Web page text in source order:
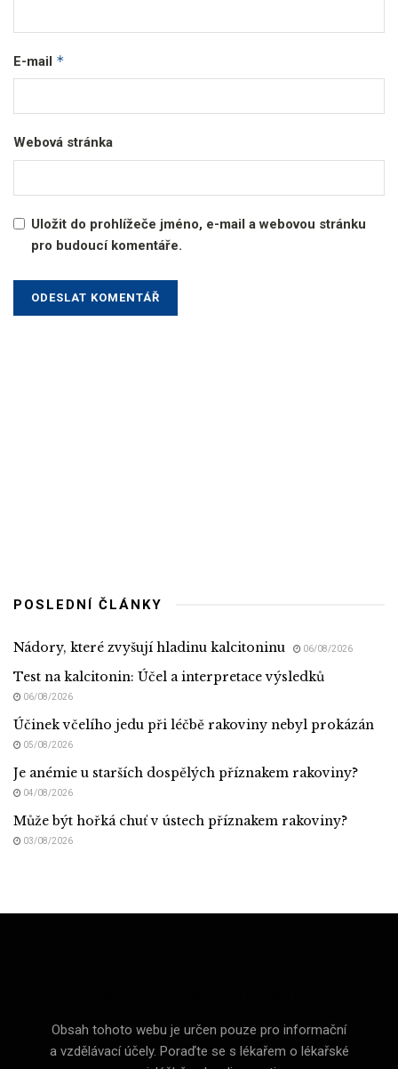
E-mail *
Webová stránka
Uložit do prohlížeče jméno, e-mail a webovou stránku
pro budoucí komentáře.
POSLEDNÍ ČLÁNKY
Nádory, které zvyšují hladinu kalcitoninu 06/08/2026
Test na kalcitonin: Účel a interpretace výsledků
06/08/2026
Účinek včelího jedu při léčbě rakoviny nebyl prokázán
05/08/2026
Je anémie u starších dospělých příznakem rakoviny?
04/08/2026
Může být hořká chuť v ústech příznakem rakoviny?
03/08/2026
Obsah tohoto webu je určen pouze pro informační
a vzdělávací účely. Poraďte se s lékařem o lékařské